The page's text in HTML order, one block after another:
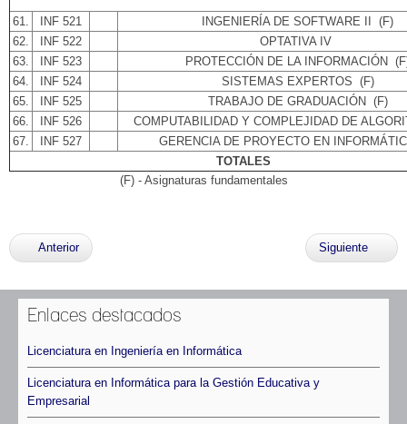
61. INF 521 INGENIERÍA DE SOFTWARE II
(F)
62.
INF 522
OPTATIVA IV
63.
INF 523 PROTECCIÓN DE LA INFORMACIÓN
64.
INF 524 SISTEMAS EXPERTOS (F)
65.
INF 525 TRABAJO DE GRADUACIÓN (F)
66.
INF 526
COMPUTABILIDAD Y COMPLEJIDAD DE
67.
INF 527
GERENCIA DE PROYECTO EN
TOTALES
(F) - Asignaturas fundamentales
Anterior Siguiente
Enlaces destacados
Licenciatura en Ingeniería en Informática
Licenciatura en Informática para la Gestión Educativa y
Empresarial